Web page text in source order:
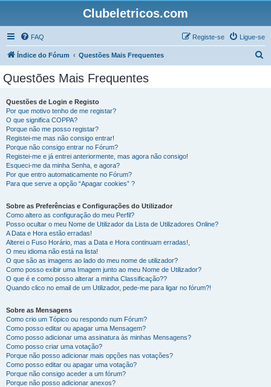
Clubeletricos.com
FAQ Ligue-se
Registe-se
Índice do Fórum Questões Mais Frequentes
Questões Mais Frequentes
Questões de Login e Registo
Por que motivo tenho de me registar?
O que significa COPPA?
Porque não me posso registar?
Registei-me mas não consigo entrar!
Porque não consigo entrar no Fórum?
Registei-me e já entrei anteriormente, mas agora não consigo!
Esqueci-me da minha Senha, e agora?
Por que entro automaticamente no Fórum?
Para que serve a opção “Apagar cookies” ?
Sobre as Preferências e Configurações do Utilizador
Como altero as configuração do meu Perfil?
Posso ocultar o meu Nome de Utilizador da Lista de Utilizadores Online?
A Data e Hora estão erradas!
Alterei o Fuso Horário, mas a Data e Hora continuam erradas!,
O meu idioma não está na lista!
O que são as imagens ao lado do meu nome de utilizador?
Como posso exibir uma Imagem junto ao meu Nome de Utilizador?
O que é e como posso alterar a minha Classificação??
Quando clico no email de um Utilizador, pede-me para ligar no fórum?!
Sobre as Mensagens
Como crio um Tópico ou respondo num Fórum?
Como posso editar ou apagar uma Mensagem?
Como posso adicionar uma assinatura às minhas Mensagens?
Como posso criar uma votação?
Porque não posso adicionar mais opções nas votações?
Como posso editar ou apagar uma votação?
Porque não consigo aceder a um fórum?
Porque não posso adicionar anexos?